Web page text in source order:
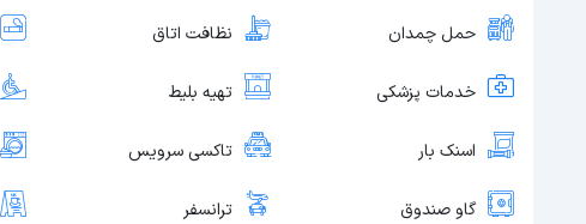
حمل چمدان نظافت اتاق
خدمات پزشکی تهیه بلیط
اسنک بار تاکسی سرویس
گاو صندوق ترانسفر